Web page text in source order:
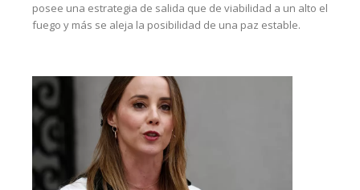
posee una estrategia de salida que de viabilidad a un alto el
fuego y más se aleja la posibilidad de una paz estable.